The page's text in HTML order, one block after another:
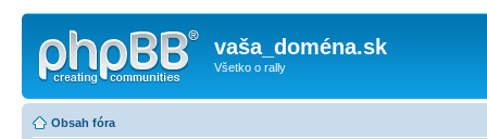
vaša_doména.sk
Všetko o rally
Obsah fóra